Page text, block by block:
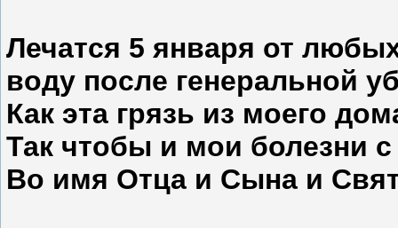
Лечатся 5 января от
воду после генеральной
Как эта грязь из моего
Так чтобы и мои болезни
Во имя Отца и Сына и